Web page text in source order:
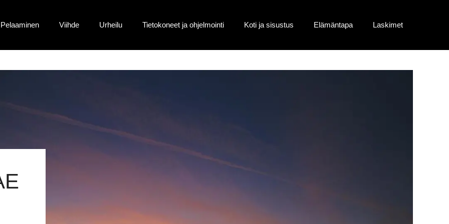
Pelaaminen Viihde Urheilu Tietokoneet ja ohjelmointi Koti ja sisustus Elämäntapa Laskimet